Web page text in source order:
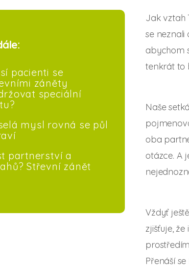
pacienti se
záněty
speciální
mysl rovná se půl
partnerství a
Střevní zánět
Jak vztah
se neznali
abychom
tenkrát to
Naše
oba
otázce. A
Vždyť
zjišťuje,
Přenáší